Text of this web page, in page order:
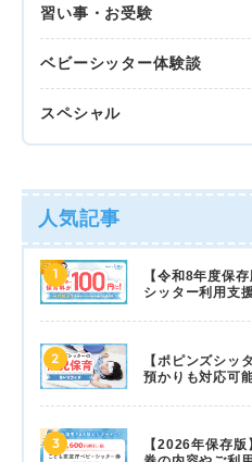
習い事・お受験
ベビーシッター体験談
スペシャル
人気記事
1
【令和8年度保
シッター利用支
2
【ポピンズシッ
預かりも対応可
3
【2026年保存